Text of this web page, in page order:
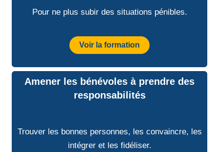
Pour ne plus subir des situations pénibles.
Voir la formation
Amener les bénévoles à prendre des
responsabilités
Trouver les bonnes personnes, les convaincre, les
intégrer et les fidéliser.